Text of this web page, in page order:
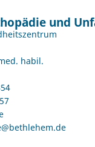
und
habil.